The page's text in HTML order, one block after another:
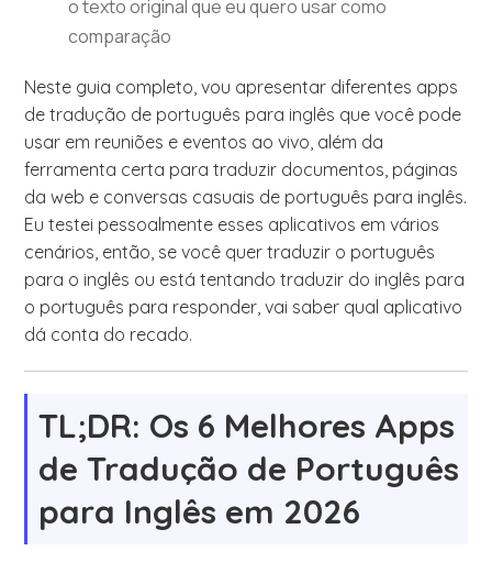
o texto original que eu quero usar como
comparação
Neste guia completo, vou apresentar diferentes apps
de tradução de português para inglês que você pode
usar em reuniões e eventos ao vivo, além da
ferramenta certa para traduzir documentos, páginas
da web e conversas casuais de português para inglês.
Eu testei pessoalmente esses aplicativos em vários
cenários, então, se você quer traduzir o português
para o inglês ou está tentando traduzir do inglês para
o português para responder, vai saber qual aplicativo
dá conta do recado.
TL;DR: Os 6 Melhores Apps
de Tradução de Português
para Inglês em 2026